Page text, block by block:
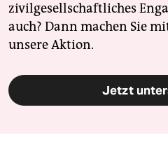
zivilgesellschaftliches
auch? Dann machen Sie
unsere Aktion.
Jetzt